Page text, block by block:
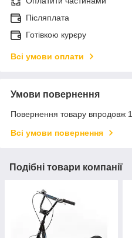
Післяплата
Готівкою курєру
Всі умови оплати
Умови повернення
Повернення товару впродовж
Всі умови повернення
Подібні товари компанії